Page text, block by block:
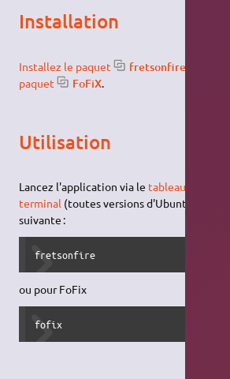
Installation
Installez le paquet fretsonfire
paquet
FoFiX.
Utilisation
Lancez l'application via le tableau de bord
terminal (toutes versions d'Ubuntu) avec la
suivante :
fretsonfire
ou pour FoFix
fofix